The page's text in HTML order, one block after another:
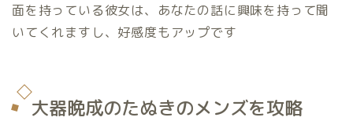
面を持っている彼女は、あなたの話に興味を持って聞
いてくれますし、好感度もアップです
大器晩成のたぬきのメンズを攻略